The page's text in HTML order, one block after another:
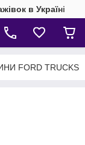
в Україні
FORD TRUCKS